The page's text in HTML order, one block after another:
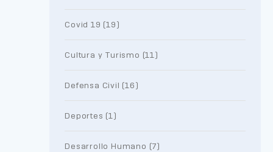
Covid 19 (19)
Cultura y Turismo (11)
Defensa Civil (16)
Deportes (1)
Desarrollo Humano (7)